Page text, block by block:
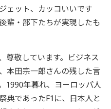
ェット、カッコいいです
輩・部下たちが実現したも
尊敬しています。ビジネス
本田宗一郎さんの残した言
1990年暮れ、ヨーロッパ人
典であったF1に、日本人と